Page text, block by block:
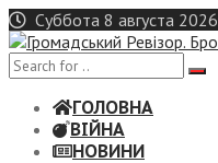
Skip
to
content
Суббота 8 августа 2026
ГОЛОВНА
ВІЙНА
НОВИНИ